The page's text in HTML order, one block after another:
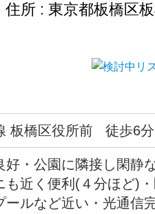
住所 : 東京都板橋区
板橋区役所前 徒歩6
好・公園に隣接し閑静
も近く便利(４分ほど)
ールなど近い・光通信